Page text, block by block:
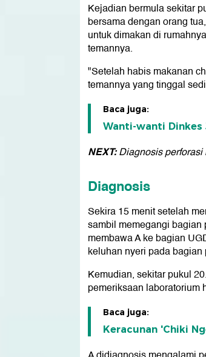
Kejadian bermula sekitar
bersama dengan orang
untuk dimakan di
temannya.
"Setelah habis makanan
temannya yang tinggal
Baca juga:
Wanti-wanti Dinkes
NEXT:Diagnosis perforasi
Diagnosis
Sekira 15 menit setelah
sambil memegangi
membawa A ke bagian
keluhan nyeri pada bagian
Kemudian, sekitar pukul
pemeriksaan laboratorium
Baca juga:
Keracunan 'Chiki